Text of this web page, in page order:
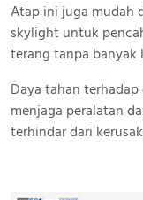
Atap ini juga mudah
skylight untuk
terang tanpa banyak
Daya tahan
menjaga peralatan
terhindar dari